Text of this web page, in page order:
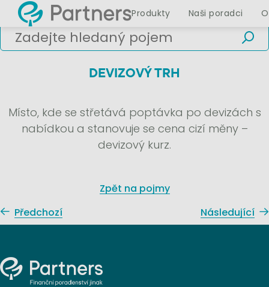
Produkty Naši poradci
DEVIZOVÝ TRH
Místo, kde se střetává poptávka po devizách s
nabídkou a stanovuje se cena cizí měny –
devizový kurz.
Zpět na pojmy
Předchozí
Následující